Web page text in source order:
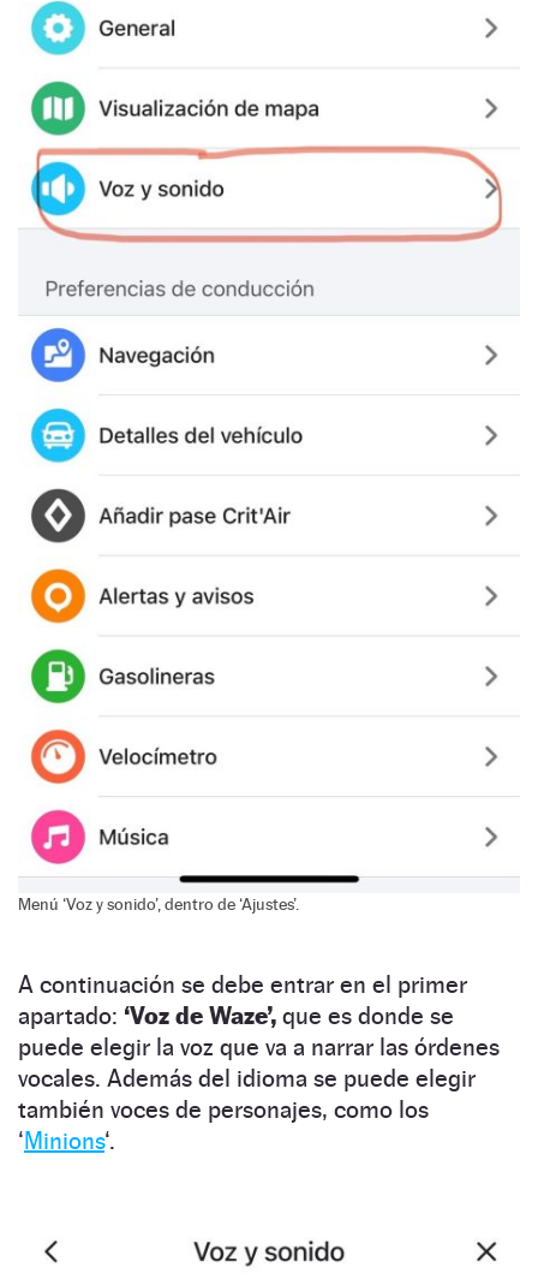
Menú ‘Voz y sonido’, dentro de ‘Ajustes’.
A continuación se debe entrar en el primer
apartado: ‘Voz de Waze’, que es donde se
puede elegir la voz que va a narrar las órdenes
vocales. Además del idioma se puede elegir
también voces de personajes, como los
‘Minions‘.